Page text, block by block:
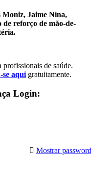
Moniz, Jaime Nina,
de reforço de mão-de-
de saúde.
se aqui gratuitamente.
Login:
Mostrar password